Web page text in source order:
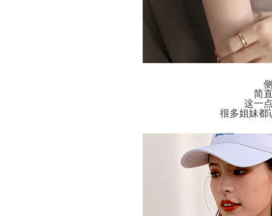
简
这一
很多姐妹都